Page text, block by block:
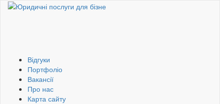
Відгуки
Портфоліо
Вакансії
Про нас
Карта сайту